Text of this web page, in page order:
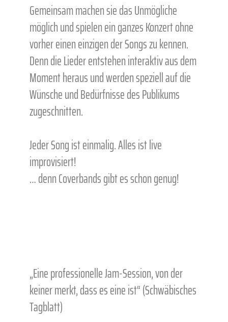
Gemeinsam machen sie das Unmögliche
möglich und spielen ein ganzes Konzert ohne
vorher einen einzigen der Songs zu kennen.
Denn die Lieder entstehen interaktiv aus dem
Moment heraus und werden speziell auf die
Wünsche und Bedürfnisse des Publikums
zugeschnitten.
Jeder Song ist einmalig. Alles ist live
improvisiert!
… denn Coverbands gibt es schon genug!
„Eine professionelle Jam-Session, von der
keiner merkt, dass es eine ist“ (Schwäbisches
Tagblatt)